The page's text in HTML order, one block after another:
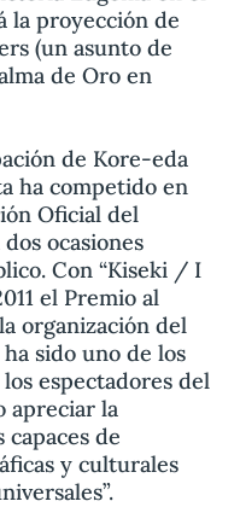
la proyección de
(un asunto de
de Oro en
de Kore-eda
ha competido en
Oficial del
ocasiones
Con “Kiseki / I
el Premio al
organización del
sido uno de los
espectadores del
apreciar la
de
y culturales